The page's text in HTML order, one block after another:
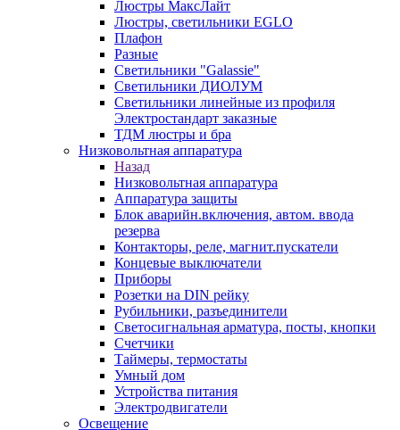
Люстры МаксЛайт
Люстры, светильники EGLO
Плафон
Разные
Светильники "Galassie"
Светильники ДИОЛУМ
Светильники линейные из профиля
Электростандарт заказные
ТДМ люстры и бра
Низковольтная аппаратура
Назад
Низковольтная аппаратура
Аппаратура защиты
Блок аварийн.включения, автом. ввода
резерва
Контакторы, реле, магнит.пускатели
Концевые выключатели
Приборы
Розетки на DIN рейку
Рубильники, разъединители
Светосигнальная арматура, посты, кнопки
Счетчики
Таймеры, термостаты
Умный дом
Устройства питания
Электродвигатели
Освещение